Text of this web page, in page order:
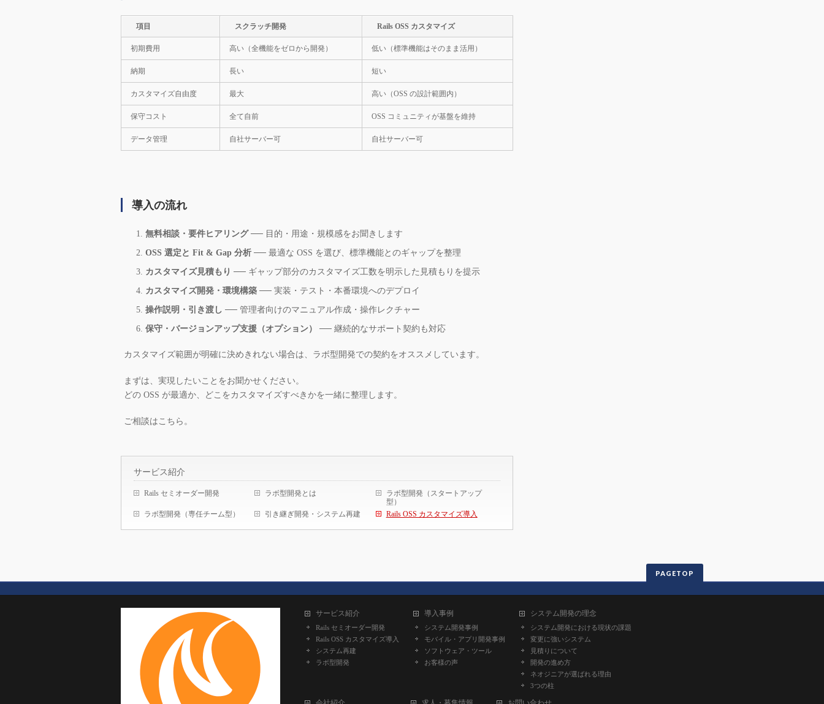
項目 スクラッチ開発 Rails OSS カスタマイズ
初期費用 高い（全機能をゼロから開発） 低い（標準機能はそのまま活用）
納期 長い 短い
カスタマイズ自由度 最大 高い（OSS の設計範囲内）
保守コスト 全て自前 OSS コミュニティが基盤を維持
データ管理 自社サーバー可 自社サーバー可
導入の流れ
無料相談・要件ヒアリング── 目的・用途・規模感をお聞きします
OSS 選定と Fit & Gap 分析 ── 最適な OSS を選び、標準機能とのギャップを整理
カスタマイズ見積もり ── ギャップ部分のカスタマイズ工数を明示した見積もりを提示
カスタマイズ開発・環境構築 ── 実装・テスト・本番環境へのデプロイ
操作説明・引き渡し ── 管理者向けのマニュアル作成・操作レクチャー
保守・バージョンアップ支援（オプション） ── 継続的なサポート契約も対応
カスタマイズ範囲が明確に決めきれない場合は、ラボ型開発での契約をオススメしています。
まずは、実現したいことをお聞かせください。
どの OSS が最適か、どこをカスタマイズすべきかを一緒に整理します。
ご相談はこちら。
サービス紹介
Rails セミオーダー開発 ラボ型開発とは
ラボ型開発（スタートアップ
型）
ラボ型開発（専任チーム型）
引き継ぎ開発・システム再建 Rails OSS カスタマイズ導入
PAGETOP
サービス紹介
Rails セミオーダー開発
Rails OSS カスタマイズ導入
システム再建
ラボ型開発
導入事例
システム開発事例
モバイル・アプリ開発事例
ソフトウェア・ツール
お客様の声
システム開発の理念
システム開発における現状の課題
変更に強いシステム
見積りについて
開発の進め方
ネオジニアが選ばれる理由
3つの柱